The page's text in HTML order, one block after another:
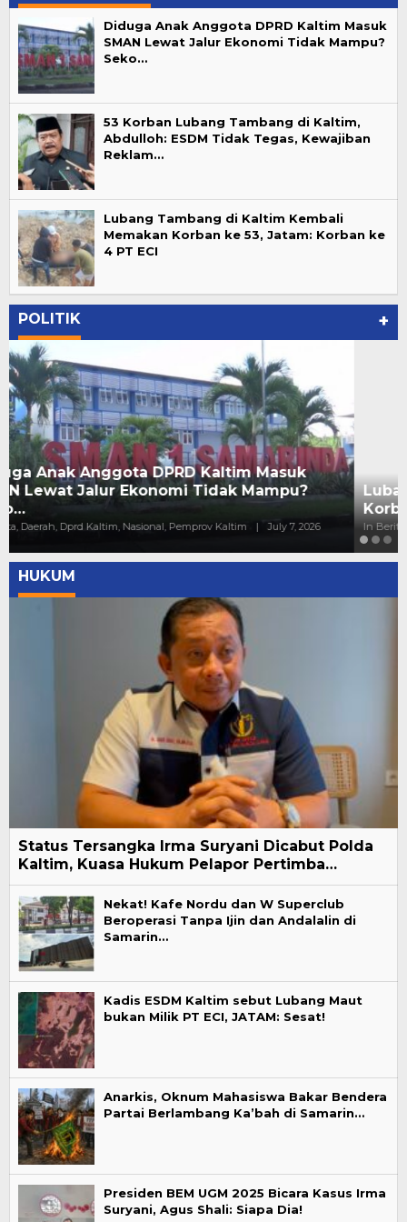
Diduga Anak Anggota DPRD Kaltim Masuk
SMAN Lewat Jalur Ekonomi Tidak Mampu?
Seko…
53 Korban Lubang Tambang di Kaltim,
Abdulloh: ESDM Tidak Tegas, Kewajiban
Reklam…
Lubang Tambang di Kaltim Kembali
Memakan Korban ke 53, Jatam: Korban ke
4 PT ECI
POLITIK +
Lubang Tambang di Kaltim Kembali Memakan
Korban ke 53, Jatam: Korban ke 4 PT ECI
In Berita, Daerah, Pemprov Kaltim | June 7, 2026
HUKUM
Status Tersangka Irma Suryani Dicabut Polda
Kaltim, Kuasa Hukum Pelapor Pertimba…
Nekat! Kafe Nordu dan W Superclub
Beroperasi Tanpa Ijin dan Andalalin di
Samarin…
Kadis ESDM Kaltim sebut Lubang Maut
bukan Milik PT ECI, JATAM: Sesat!
Anarkis, Oknum Mahasiswa Bakar Bendera
Partai Berlambang Ka’bah di Samarin…
Presiden BEM UGM 2025 Bicara Kasus Irma
Suryani, Agus Shali: Siapa Dia!